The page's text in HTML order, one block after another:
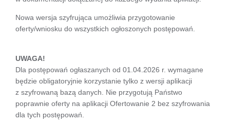
Nowa wersja szyfrująca umożliwia przygotowanie
oferty/wniosku do wszystkich ogłoszonych postępowań.
UWAGA!
Dla postępowań ogłaszanych od 01.04.2026 r. wymagane
będzie obligatoryjnie korzystanie tylko z wersji aplikacji
z szyfrowaną bazą danych. Nie przygotują Państwo
poprawnie oferty na aplikacji Ofertowanie 2 bez szyfrowania
dla tych postępowań.